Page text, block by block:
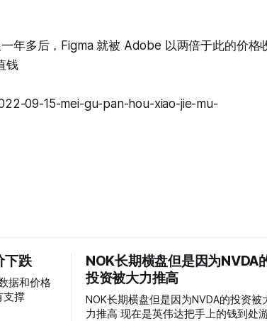
年多后，Figma 就被 Adobe 以两倍于此的价格
钱
09-15-mei-gu-pan-hou-xiao-jie-mu-
下跌
支撑
NOK长期横盘但是因为NVDA
投资被大力推高
NOK长期横盘但是因为NVDA的投资被
力推高 现在是英伟达把手上的钱到处游走